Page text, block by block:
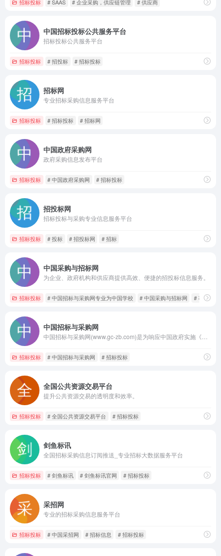
招标投标 # SAAS # 企业采购，供应链管理 # 供应商
中国招标投标公共服务平台
招标投标公共服务平台
招标投标 # 招投标 # 招标投标
招标网
专业招标采购信息服务平台
招标投标 # 招标投标 # 招标网
中国政府采购网
政府采购信息发布平台
招标投标 # 中国政府采购网 # 招标投标
招投标网
招标投标与采购专业信息服务平台
招标投标 # 投标 # 招投标网 # 招标
中国采购与招标网
为企业、政府机构和供应商提供高效、便捷的招投标信息服务。
招标投标 # 中国招标与采购网专业为中国学校 # 中国采购与招标网 # 事业
中国招标与采购网
招标投标 # 中国招标与采购网 # 招标投标
全国公共资源交易平台
提升公共资源交易的透明度和效率。
招标投标 # 全国公共资源交易平台 # 招标投标
剑鱼标讯
全国招标采购信息订阅推送_专业招标大数据服务平台
招标投标 # 剑鱼标讯 # 剑鱼标讯官网 # 招标投标
采招网
专业的招标采购信息服务平台
招标投标 # 中国采招网 # 招标信息 # 招标投标